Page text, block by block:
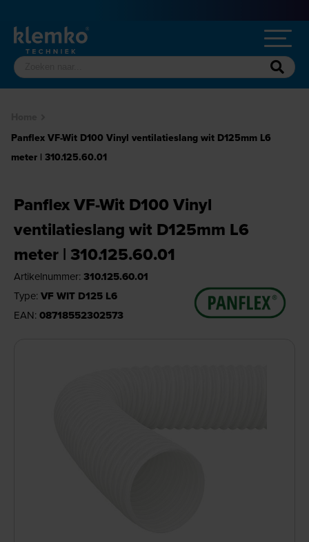
Panflex VF-Wit D100 Vinyl ventilatieslang wit D125mm L6
meter | 310.125.60.01
Panflex VF-Wit D100 Vinyl
ventilatieslang wit D125mm L6
meter | 310.125.60.01
Artikelnummer: 310.125.60.01
Type: VF WIT D125 L6
EAN: 08718552302573